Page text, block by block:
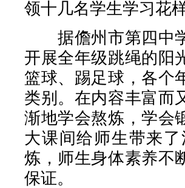
领十几名学生学习花
据儋州市第四中学
开展全年级跳绳的阳
篮球、踢足球，各个
类别。在内容丰富而
渐地学会熬炼，学会
大课间给师生带来
炼，师生身体素养不
保证。